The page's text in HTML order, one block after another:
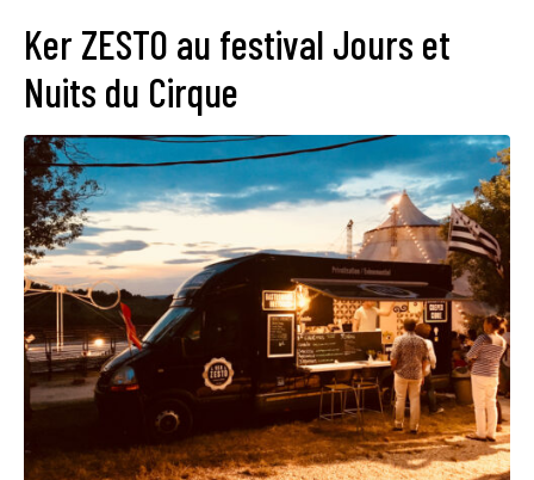
Ker ZESTO au festival Jours et
Nuits du Cirque